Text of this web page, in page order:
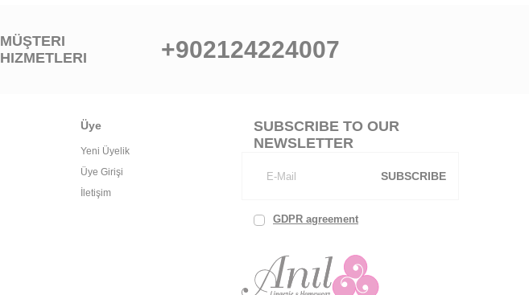
MÜŞTERI
HIZMETLERI
+902124224007
Üye
Yeni Üyelik
Üye Girişi
İletişim
SUBSCRIBE TO OUR
NEWSLETTER
SUBSCRIBE
GDPR agreement